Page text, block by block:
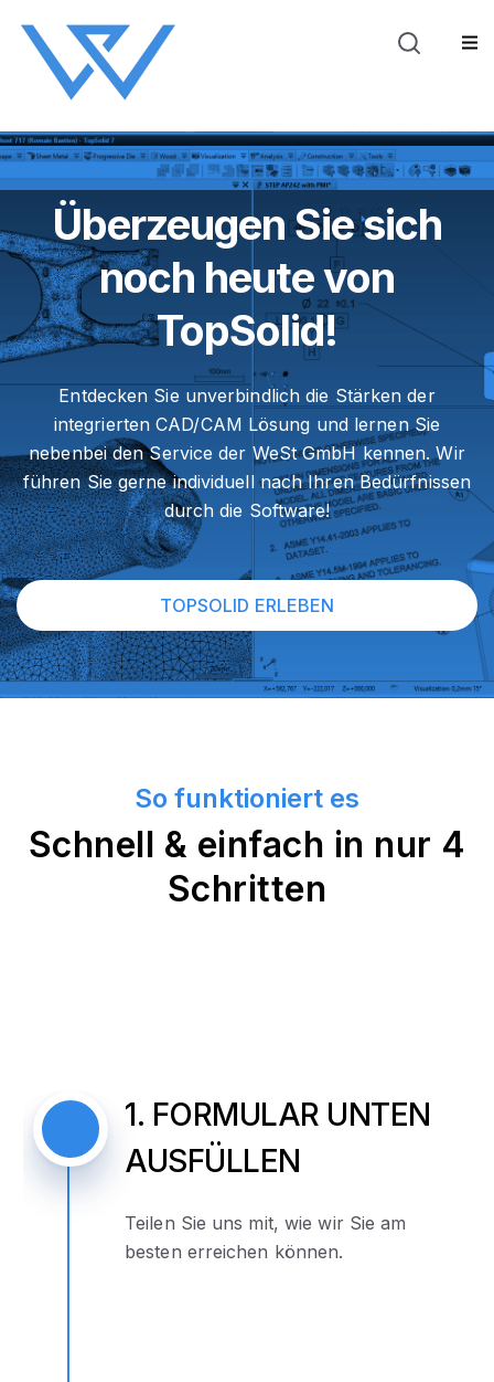
Blog
Über WeSt
Überzeugen Sie sich
noch heute von
TopSolid!
Entdecken Sie unverbindlich die Stärken der
integrierten CAD/CAM Lösung und lernen Sie
nebenbei den Service der WeSt GmbH kennen. Wir
führen Sie gerne individuell nach Ihren Bedürfnissen
durch die Software!
TOPSOLID ERLEBEN
So funktioniert es
Schnell & einfach in nur 4
Schritten
1. FORMULAR UNTEN
AUSFÜLLEN
Teilen Sie uns mit, wie wir Sie am
besten erreichen können.